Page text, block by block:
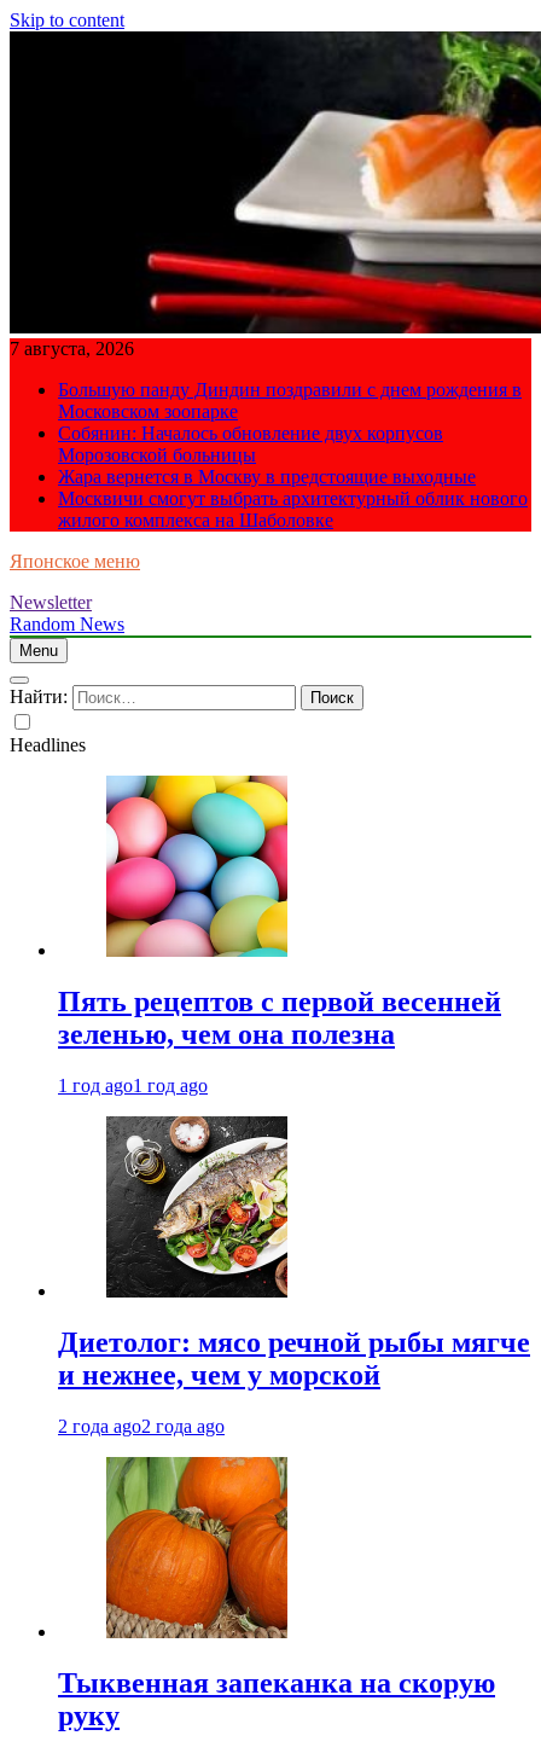
Skip to content
7 августа, 2026
Большую панду Диндин поздравили с днем рождения в
Московском зоопарке
Собянин: Началось обновление двух корпусов
Морозовской больницы
Жара вернется в Москву в предстоящие выходные
Москвичи смогут выбрать архитектурный облик нового
жилого комплекса на Шаболовке
Японское меню
Newsletter
Random News
Menu
Найти:
Headlines
Пять рецептов с первой весенней
зеленью, чем она полезна
1 год ago1 год ago
Диетолог: мясо речной рыбы мягче
и нежнее, чем у морской
2 года ago2 года ago
Тыквенная запеканка на скорую
руку